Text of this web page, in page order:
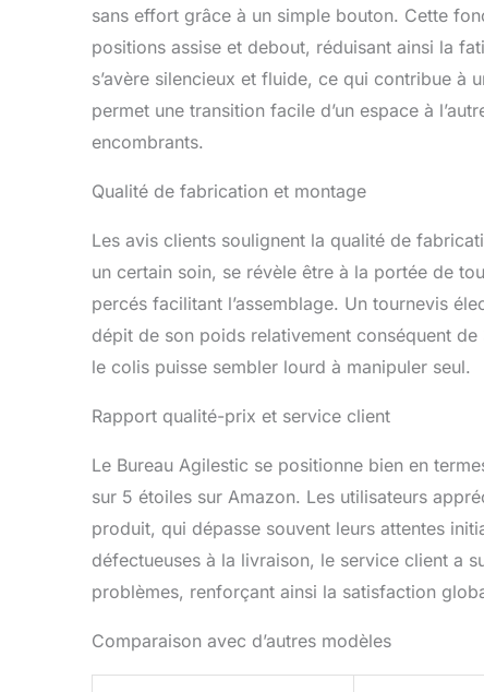
sans effort grâce à un simple bouton. Cette
positions assise et debout, réduisant ainsi la
s’avère silencieux et fluide, ce qui contribue à
permet une transition facile d’un espace à
encombrants.
Qualité de fabrication et montage
Les avis clients soulignent la qualité de
un certain soin, se révèle être à la portée de
percés facilitant l’assemblage. Un tournevis
dépit de son poids relativement conséquent
le colis puisse sembler lourd à manipuler seul.
Rapport qualité-prix et service client
Le Bureau Agilestic se positionne bien en
sur 5 étoiles sur Amazon. Les utilisateurs
produit, qui dépasse souvent leurs attentes
défectueuses à la livraison, le service client a
problèmes, renforçant ainsi la satisfaction
Comparaison avec d’autres modèles